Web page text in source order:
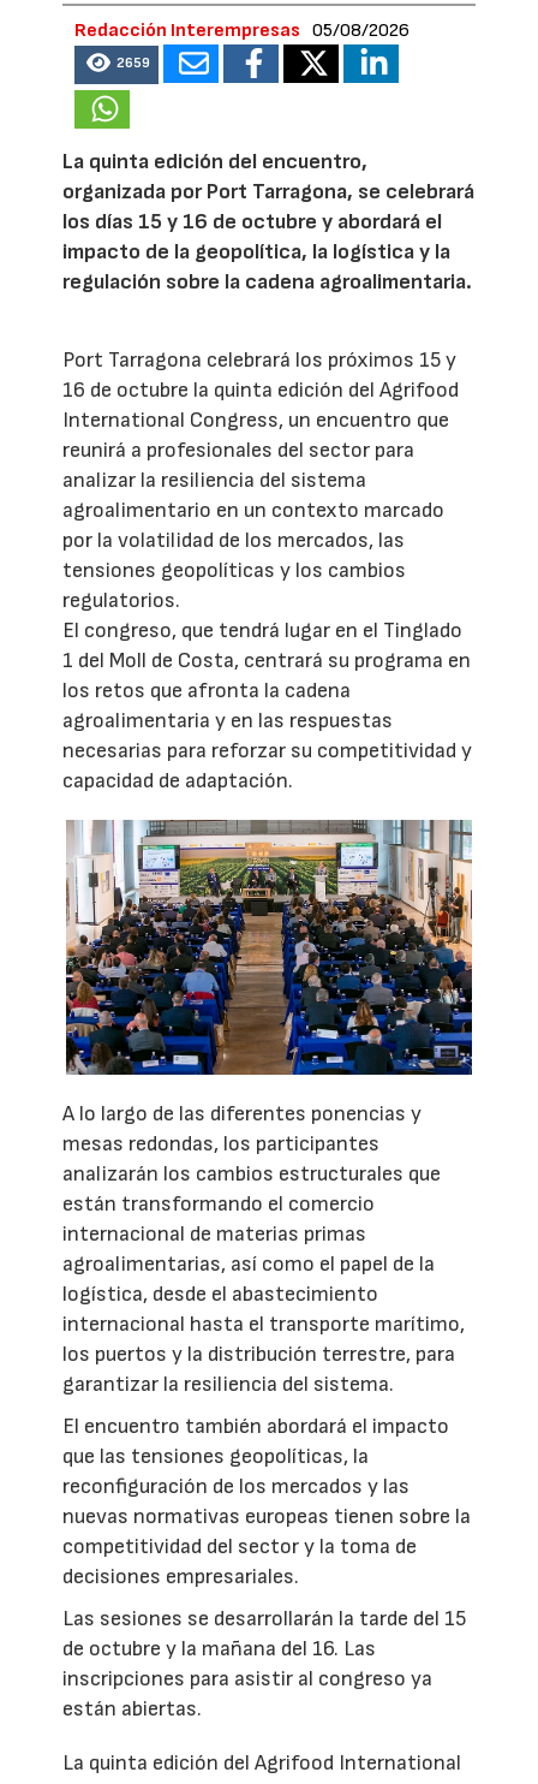
Redacción Interempresas 05/08/2026
2659
La quinta edición del encuentro,
organizada por Port Tarragona, se celebrará
los días 15 y 16 de octubre y abordará el
impacto de la geopolítica, la logística y la
regulación sobre la cadena agroalimentaria.
Port Tarragona celebrará los próximos 15 y
16 de octubre la quinta edición del Agrifood
International Congress, un encuentro que
reunirá a profesionales del sector para
analizar la resiliencia del sistema
agroalimentario en un contexto marcado
por la volatilidad de los mercados, las
tensiones geopolíticas y los cambios
regulatorios.
El congreso, que tendrá lugar en el Tinglado
1 del Moll de Costa, centrará su programa en
los retos que afronta la cadena
agroalimentaria y en las respuestas
necesarias para reforzar su competitividad y
capacidad de adaptación.
A lo largo de las diferentes ponencias y
mesas redondas, los participantes
analizarán los cambios estructurales que
están transformando el comercio
internacional de materias primas
agroalimentarias, así como el papel de la
logística, desde el abastecimiento
internacional hasta el transporte marítimo,
los puertos y la distribución terrestre, para
garantizar la resiliencia del sistema.
El encuentro también abordará el impacto
que las tensiones geopolíticas, la
reconfiguración de los mercados y las
nuevas normativas europeas tienen sobre la
competitividad del sector y la toma de
decisiones empresariales.
Las sesiones se desarrollarán la tarde del 15
de octubre y la mañana del 16. Las
inscripciones para asistir al congreso ya
están abiertas.
La quinta edición del Agrifood International